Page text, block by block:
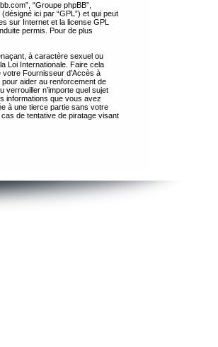
“Groupe phpBB”,
(désigné ici par “GPL”) et qui peut
sur Internet et la license GPL
permis. Pour de plus
à caractère sexuel ou
Loi Internationale. Faire cela
Fournisseur d’Accès à
aider au renforcement de
verrouiller n’importe quel sujet
informations que vous avez
à une tierce partie sans votre
de tentative de piratage visant